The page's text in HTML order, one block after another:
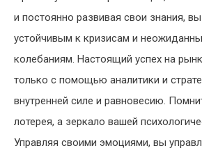
и постоянно развивая свои знания,
устойчивым к кризисам и
колебаниям. Настоящий успех на
только с помощью аналитики и
внутренней силе и равновесию.
лотерея, а зеркало вашей
Управляя своими эмоциями, вы